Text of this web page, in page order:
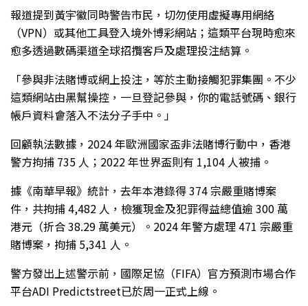
報道提到黃宇徽同時警告市民，切勿使用虛擬專用網絡
（VPN）或其他工具登入境外博彩網站；這類平台現時愈來
愈多透過數碼渠道全球招攬客戶及處理投注結算。
「參與非法賭博或網上投注，等於主動接觸犯罪集團。不少
這類網站由黑幫操控，一旦登記參與，你的電話號碼、銀行
帳戶資料會落入不法分子手中。」
回顧執法數據，2024 年歐洲國家盃非法賭博行動中，香港
警方拘捕 735 人；2022 年世界盃則有 1,104 人被捕。
據《南華早報》統計，去年本港錄得 374 宗嚴重賭博案
件，共拘捕 4,482 人，檢獲現金及犯罪得益總值逾 300 萬
港元（折合 38.29 萬美元）。2024 年警方處理 471 宗嚴重
賭博案，拘捕 5,341 人。
警方發出上述警示前，國際足協（FIFA）官方預測市場合作
平台ADI Predictstreet已於周一正式上線。